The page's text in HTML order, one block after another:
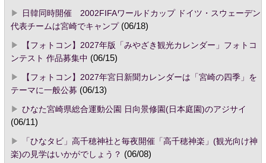
日韓同時開催 2002FIFAワールドカップ ドイツ・スウェーデン
代表チームは宮崎でキャンプ(06/18)
【フォトコン】2027年版「みやざき観光カレンダー」フォトコ
ンテスト 作品募集中 (06/15)
【フォトコン】2027年宮日新聞カレンダーは「宮崎の四季」を
テーマに一般公募 (06/13)
ひなた宮崎県総合運動公園 日向景修園(日本庭園)のアジサイ
(06/11)
「ひなタビ」高千穂神社と毎夜開催「高千穂神楽」(観光向け神
楽)の見学はいかがでしょう？ (06/08)